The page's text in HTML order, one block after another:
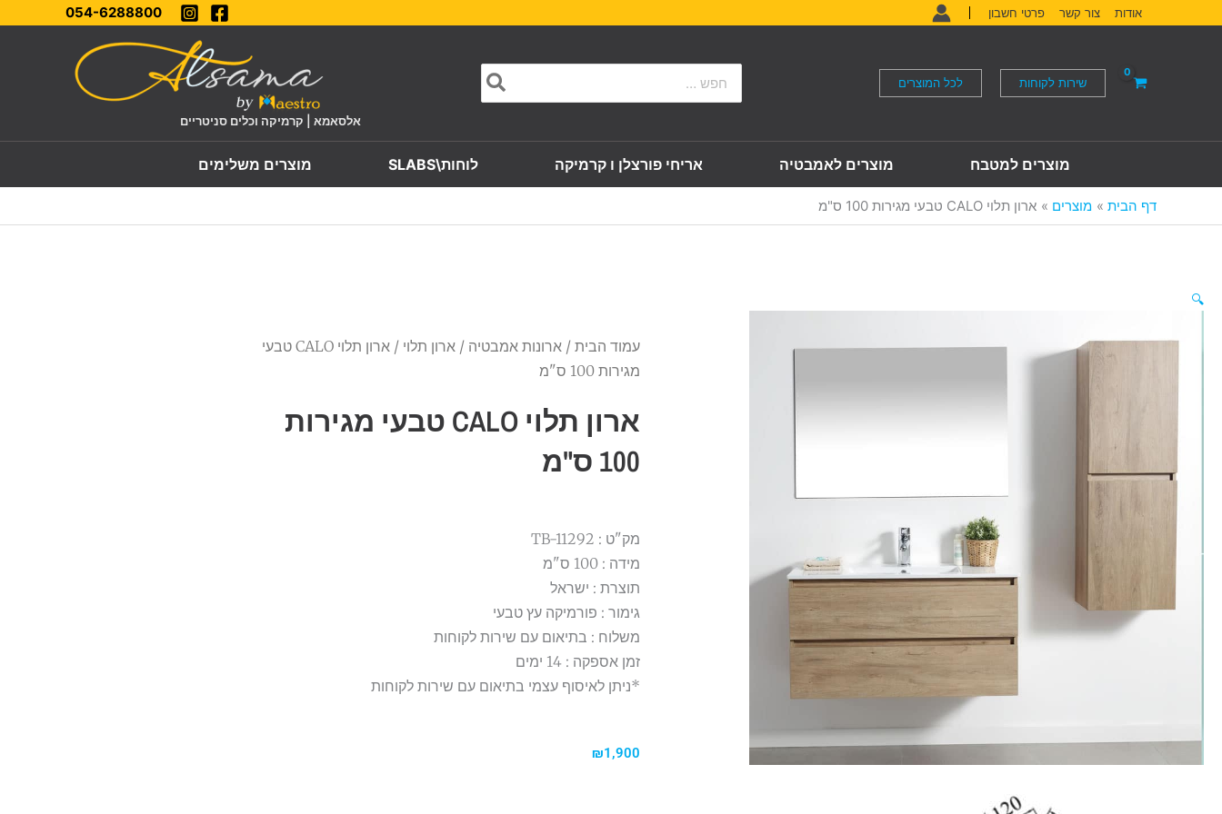
לתוכן
אודות צור קשר פרטי חשבון 054-6288800
שירות לקוחות לכל המוצרים
for:
אלסאמא | קרמיקה וכלים סניטריים
מוצרים למטבח מוצרים לאמבטיה אריחי פורצלן ו קרמיקה לוחות\SLABS מוצרים משלימים
דף הבית מוצרים ארון תלוי CALO טבעי מגירות 100 ס"מ
🔍
עמוד הבית / ארונות אמבטיה / ארון תלוי
/ ארון תלוי CALO טבעי
מגירות 100 ס"מ
ארון תלוי CALO טבעי מגירות
100 ס"מ
מק"ט : TB-11292
מידה : 100 ס"מ
תוצרת : ישראל
גימור : פורמיקה עץ טבעי
משלוח : בתיאום עם שירות לקוחות
זמן אספקה : 14 ימים
*ניתן לאיסוף עצמי בתיאום עם שירות לקוחות
₪1,900